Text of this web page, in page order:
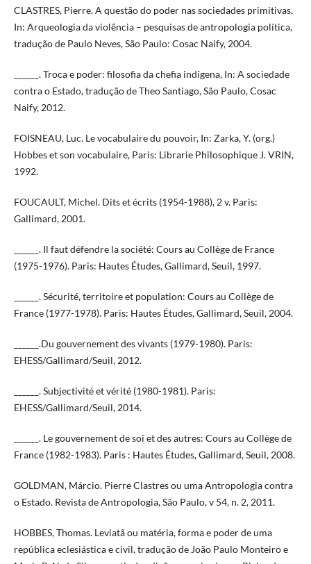
CLASTRES, Pierre. A questão do poder nas sociedades primitivas,
In: Arqueologia da violência – pesquisas de antropologia política,
tradução de Paulo Neves, São Paulo: Cosac Naify, 2004.
______. Troca e poder: filosofia da chefia indígena, In: A sociedade
contra o Estado, tradução de Theo Santiago, São Paulo, Cosac
Naify, 2012.
FOISNEAU, Luc. Le vocabulaire du pouvoir, In: Zarka, Y. (org.)
Hobbes et son vocabulaire, Paris: Librarie Philosophique J. VRIN,
1992.
FOUCAULT, Michel. Dits et écrits (1954-1988), 2 v. Paris:
Gallimard, 2001.
______. Il faut défendre la société: Cours au Collège de France
(1975-1976). Paris: Hautes Études, Gallimard, Seuil, 1997.
______. Sécurité, territoire et population: Cours au Collège de
France (1977-1978). Paris: Hautes Études, Gallimard, Seuil, 2004.
______.Du gouvernement des vivants (1979-1980). Paris:
EHESS/Gallimard/Seuil, 2012.
______. Subjectivité et vérité (1980-1981). Paris:
EHESS/Gallimard/Seuil, 2014.
______. Le gouvernement de soi et des autres: Cours au Collège de
France (1982-1983). Paris : Hautes Études, Gallimard, Seuil, 2008.
GOLDMAN, Márcio. Pierre Clastres ou uma Antropologia contra
o Estado. Revista de Antropologia, São Paulo, v 54, n. 2, 2011.
HOBBES, Thomas. Leviatã ou matéria, forma e poder de uma
república eclesiástica e civil, tradução de João Paulo Monteiro e